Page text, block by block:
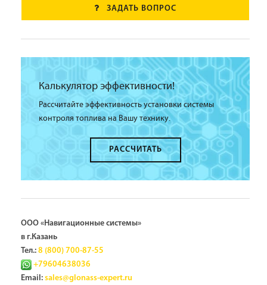
ЗАДАТЬ ВОПРОС
Калькулятор эффективности!
Рассчитайте эффективность установки системы
контроля топлива на Вашу технику.
РАССЧИТАТЬ
ООО «Навигационные системы»
в г.Казань
Тел.: 8 (800) 700-87-55
+79604638036
Email: sales@glonass-expert.ru